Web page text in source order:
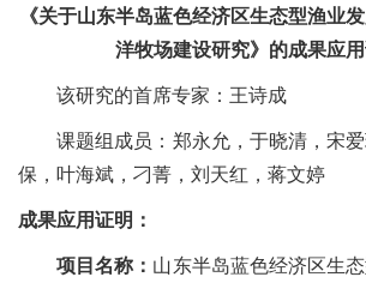
《关于山东半岛蓝色经济区生态型渔业
洋牧场建设研究》的成果应用
该研究的首席专家：王诗成
课题组成员：郑永允，于晓清，宋
保，叶海斌，刁菁，刘天红，蒋文婷
成果应用证明：
项目名称： 山东半岛蓝色经济区生